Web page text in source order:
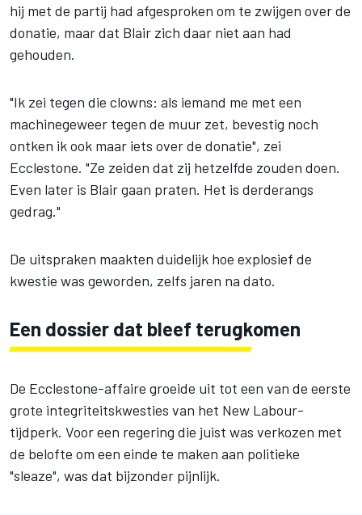
hij met de partij had afgesproken om te zwijgen over de
donatie, maar dat Blair zich daar niet aan had
gehouden.
"Ik zei tegen die clowns: als iemand me met een
machinegeweer tegen de muur zet, bevestig noch
ontken ik ook maar iets over de donatie", zei
Ecclestone. "Ze zeiden dat zij hetzelfde zouden doen.
Even later is Blair gaan praten. Het is derderangs
gedrag."
De uitspraken maakten duidelijk hoe explosief de
kwestie was geworden, zelfs jaren na dato.
Een dossier dat bleef terugkomen
De Ecclestone-affaire groeide uit tot een van de eerste
grote integriteitskwesties van het New Labour-
tijdperk. Voor een regering die juist was verkozen met
de belofte om een einde te maken aan politieke
"sleaze", was dat bijzonder pijnlijk.